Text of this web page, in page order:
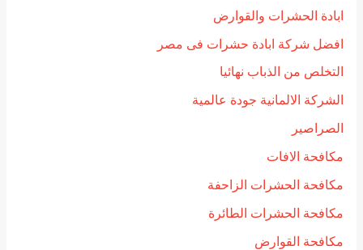
ابادة الحشرات والقوارض
افضل شركة ابادة حشرات فى مصر
التخلص من الذباب نهائيا
الشركة الالمانية جودة عالمية
الصراصير
مكافحة الافات
مكافحة الحشرات الزاحفة
مكافحة الحشرات الطائرة
مكافحة القوارض